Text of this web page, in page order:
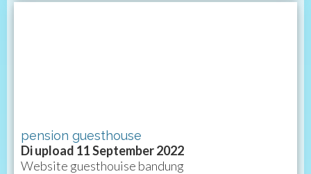
pension guesthouse
Di upload 11 September 2022
Website guesthouise bandung